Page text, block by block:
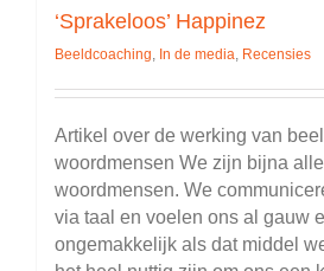
‘Sprakeloos’ Happinez
Beeldcoaching, In de media, Recensies
Artikel over de werking van
woordmensen We zijn bijna
woordmensen. We
via taal en voelen ons al gauw
ongemakkelijk als dat middel